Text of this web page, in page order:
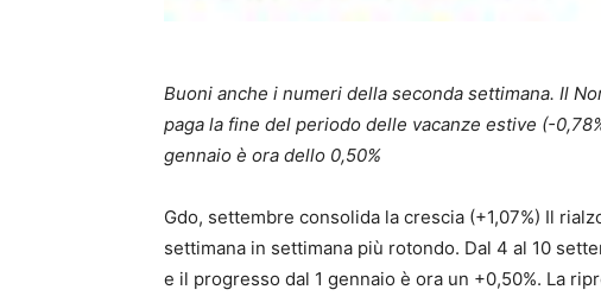
Buoni anche i numeri della seconda settimana. Il
paga la fine del periodo delle vacanze estive (-
gennaio è ora dello 0,50%
Gdo, settembre consolida la crescia (+1,07%) Il
settimana in settimana più rotondo. Dal 4 al 10
e il progresso dal 1 gennaio è ora un +0,50%. La